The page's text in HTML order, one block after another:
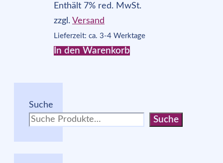
Enthält 7% red. MwSt.
zzgl. Versand
Lieferzeit: ca. 3-4 Werktage
In den Warenkorb
Suche
Suche